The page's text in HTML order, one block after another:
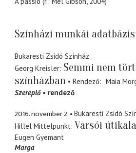
Színházi munkái
Bukaresti Zsidó Színház
Georg Kreisler Semmi nem
színházban
Rendező
Maia
Szereplő
rendező
2016. november 2.
Bukaresti Zsidó
Hillel Mittelpunkt Varsói
Eugen Gyemant
Marga